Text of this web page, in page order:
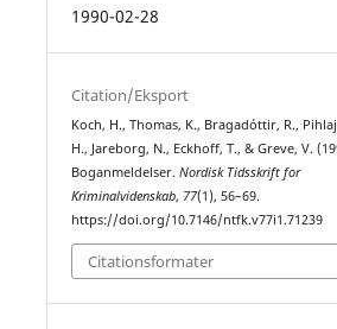
1990-02-28
Citation/Eksport
Koch, H., Thomas, K., Bragadóttir, R.,
H., Jareborg, N., Eckhoff, T., & Greve, V.
Boganmeldelser.Nordisk Tidsskrift for
Kriminalvidenskab, 77(1), 56–69.
https://doi.org/10.7146/ntfk.v77i1.71239
Citationsformater